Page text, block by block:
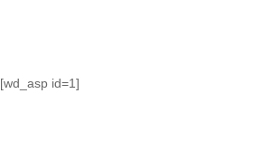
[wd_asp id=1]